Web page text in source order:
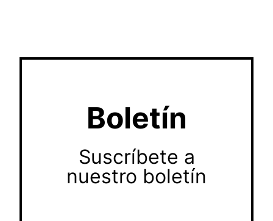
Boletín
Suscríbete a
nuestro boletín